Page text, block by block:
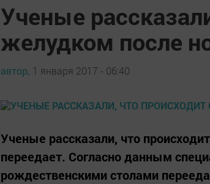
Ученые
желудком после
автор, 1 января 2017 - 06:40
Ученые рассказали, что
переедает. Согласно данным
рождественскими столами